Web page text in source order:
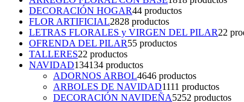
DECORACIÓN HOGAR44 productos
FLOR ARTIFICIAL2828 productos
LETRAS FLORALES y VIRGEN DEL PILAR22
OFRENDA DEL PILAR55 productos
TALLERES22 productos
NAVIDAD134134 productos
ADORNOS ARBOL4646 productos
ARBOLES DE NAVIDAD1111 productos
DECORACIÓN NAVIDEÑA5252 productos